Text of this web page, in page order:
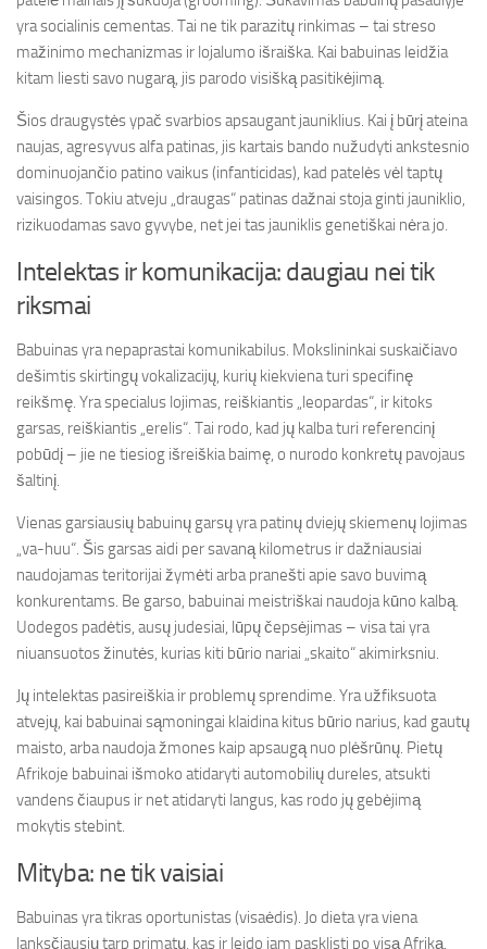
yra socialinis cementas. Tai ne tik parazitų rinkimas – tai streso
mažinimo mechanizmas ir lojalumo išraiška. Kai babuinas leidžia
kitam liesti savo nugarą, jis parodo visišką pasitikėjimą.
Šios draugystės ypač svarbios apsaugant jauniklius. Kai į būrį ateina
naujas, agresyvus alfa patinas, jis kartais bando nužudyti ankstesnio
dominuojančio patino vaikus (infanticidas), kad patelės vėl taptų
vaisingos. Tokiu atveju „draugas“ patinas dažnai stoja ginti jauniklio,
rizikuodamas savo gyvybe, net jei tas jauniklis genetiškai nėra jo.
Intelektas ir komunikacija: daugiau nei tik
riksmai
Babuinas yra nepaprastai komunikabilus. Mokslininkai suskaičiavo
dešimtis skirtingų vokalizacijų, kurių kiekviena turi specifinę
reikšmę. Yra specialus lojimas, reiškiantis „leopardas“, ir kitoks
garsas, reiškiantis „erelis“. Tai rodo, kad jų kalba turi referencinį
pobūdį – jie ne tiesiog išreiškia baimę, o nurodo konkretų pavojaus
šaltinį.
Vienas garsiausių babuinų garsų yra patinų dviejų skiemenų lojimas
„va-huu“. Šis garsas aidi per savaną kilometrus ir dažniausiai
naudojamas teritorijai žymėti arba pranešti apie savo buvimą
konkurentams. Be garso, babuinai meistriškai naudoja kūno kalbą.
Uodegos padėtis, ausų judesiai, lūpų čepsėjimas – visa tai yra
niuansuotos žinutės, kurias kiti būrio nariai „skaito“ akimirksniu.
Jų intelektas pasireiškia ir problemų sprendime. Yra užfiksuota
atvejų, kai babuinai sąmoningai klaidina kitus būrio narius, kad gautų
maisto, arba naudoja žmones kaip apsaugą nuo plėšrūnų. Pietų
Afrikoje babuinai išmoko atidaryti automobilių dureles, atsukti
vandens čiaupus ir net atidaryti langus, kas rodo jų gebėjimą
mokytis stebint.
Mityba: ne tik vaisiai
Babuinas yra tikras oportunistas (visaėdis). Jo dieta yra viena
lanksčiausių tarp primatų, kas ir leido jam pasklisti po visą Afriką.